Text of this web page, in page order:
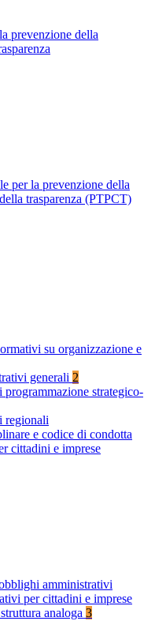
prevenzione della
per la prevenzione della
trasparenza (PTPCT)
su organizzazione e
generali 2
strategico-
regionali
e codice di condotta
cittadini e imprese
amministrativi
per cittadini e imprese
analoga 3